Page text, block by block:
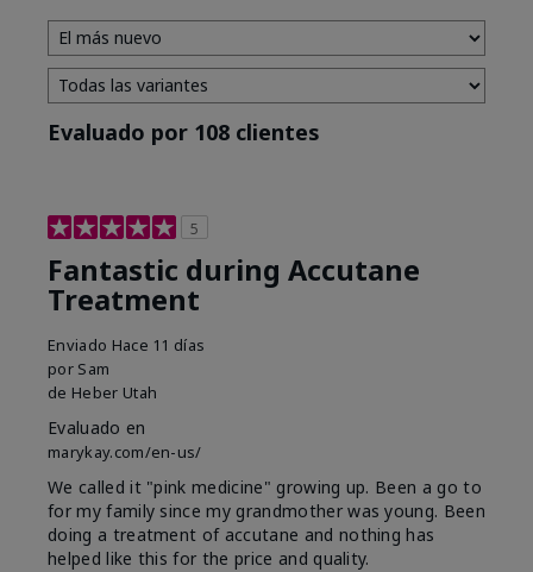
Evaluado por 108 clientes
5
Fantastic during Accutane
Treatment
Enviado Hace 11 días
por Sam
de Heber Utah
Evaluado en
marykay.com/en-us/
We called it "pink medicine" growing up. Been a go to
for my family since my grandmother was young. Been
doing a treatment of accutane and nothing has
helped like this for the price and quality.